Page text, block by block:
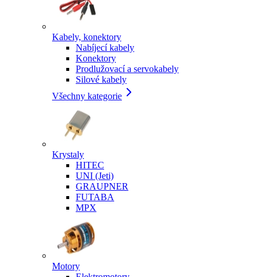
Kabely, konektory
Nabíjecí kabely
Konektory
Prodlužovací a servokabely
Silové kabely
Všechny kategorie
Krystaly
HITEC
UNI (Jeti)
GRAUPNER
FUTABA
MPX
Motory